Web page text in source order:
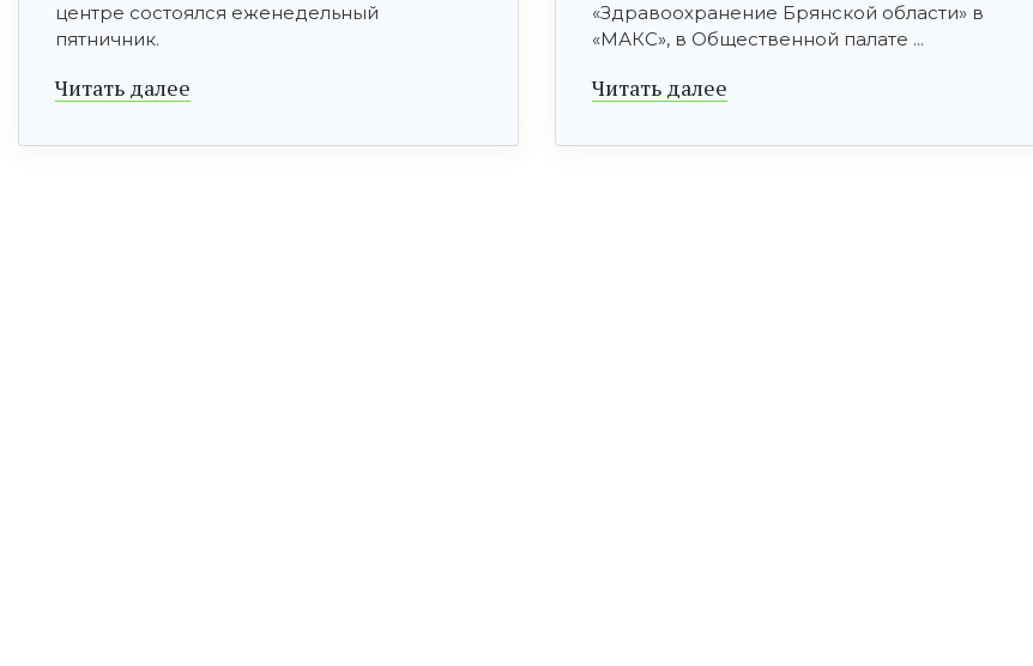
центре состоялся еженедельный
пятничник.
Читать далее
«Здравоохранение Брянской области» в
«МАКС», в Общественной палате ...
Читать далее